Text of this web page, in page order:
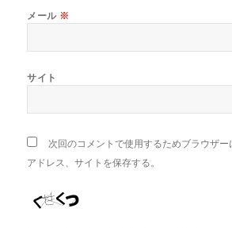
メール ※
サイト
次回のコメントで使用するためブラウザ
アドレス、サイトを保存する。